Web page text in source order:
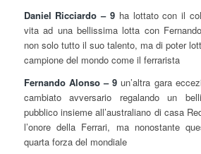
Daniel Ricciardo – 9 ha lottato con il
vita ad una bellissima lotta con
non solo tutto il suo talento, ma di poter
campione del mondo come il ferrarista
Fernando Alonso – 9 un’altra gara
cambiato avversario regalando un
pubblico insieme all’australiano di casa
l’onore della Ferrari, ma nonostante
quarta forza del mondiale